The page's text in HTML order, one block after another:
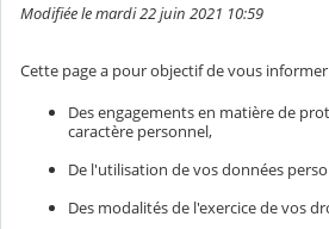
Modifiée le mardi 22 juin 2021 10:59
Cette page a pour objectif de vous
Des engagements en matière de
caractère personnel,
De l'utilisation de vos données
Des modalités de l'exercice de vos